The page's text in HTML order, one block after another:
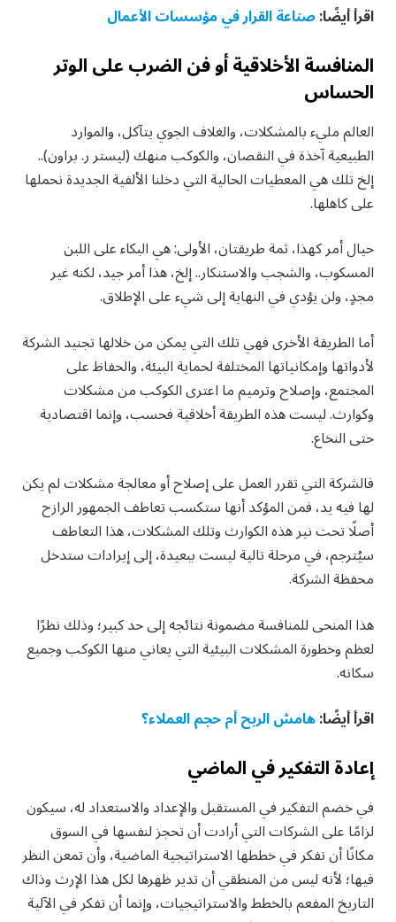
اقرأ أيضًا:صناعة القرار في مؤسسات الأعمال
المنافسة الأخلاقية أو فن الضرب على الوتر
الحساس
العالم مليء بالمشكلات، والغلاف الجوي يتآكل، والموارد
الطبيعية آخذة في النقصان، والكوكب منهك (ليستر ر. براون)..
إلخ تلك هي المعطيات الحالية التي دخلنا الألفية الجديدة نحملها
على كاهلها.
حيال أمر كهذا، ثمة طريقتان، الأولى: هي البكاء على اللبن
المسكوب، والشجب والاستنكار.. إلخ، هذا أمر جيد، لكنه غير
مجدٍ، ولن يؤدي في النهاية إلى شيء على الإطلاق.
أما الطريقة الأخرى فهي تلك التي يمكن من خلالها تجنيد الشركة
لأدواتها وإمكانياتها المختلفة لحماية البيئة، والحفاظ على
المجتمع، وإصلاح وترميم ما اعترى الكوكب من مشكلات
وكوارث. ليست هذه الطريقة أخلاقية فحسب، وإنما اقتصادية
حتى النخاع.
فالشركة التي تقرر العمل على إصلاح أو معالجة مشكلات لم يكن
لها فيه يد، فمن المؤكد أنها ستكسب تعاطف الجمهور الرازح
أصلًا تحت نير هذه الكوارث وتلك المشكلات، هذا التعاطف
سيُترجم، في مرحلة تالية ليست ببعيدة، إلى إيرادات ستدخل
محفظة الشركة.
هذا المنحى للمنافسة مضمونة نتائجه إلى حد كبير؛ وذلك نظرًا
لعظم وخطورة المشكلات البيئية التي يعاني منها الكوكب وجميع
سكانه.
اقرأ أيضًا:هامش الربح أم حجم العملاء؟
إعادة التفكير في الماضي
في خضم التفكير في المستقبل والإعداد والاستعداد له، سيكون
لزامًا على الشركات التي أرادت أن تحجز لنفسها في السوق
مكانًا أن تفكر في خططها الاستراتيجية الماضية، وأن تمعن النظر
فيها؛ لأنه ليس من المنطقي أن تدير ظهرها لكل هذا الإرث وذاك
التاريخ المفعم بالخطط والاستراتيجيات، وإنما أن تفكر في الآلية